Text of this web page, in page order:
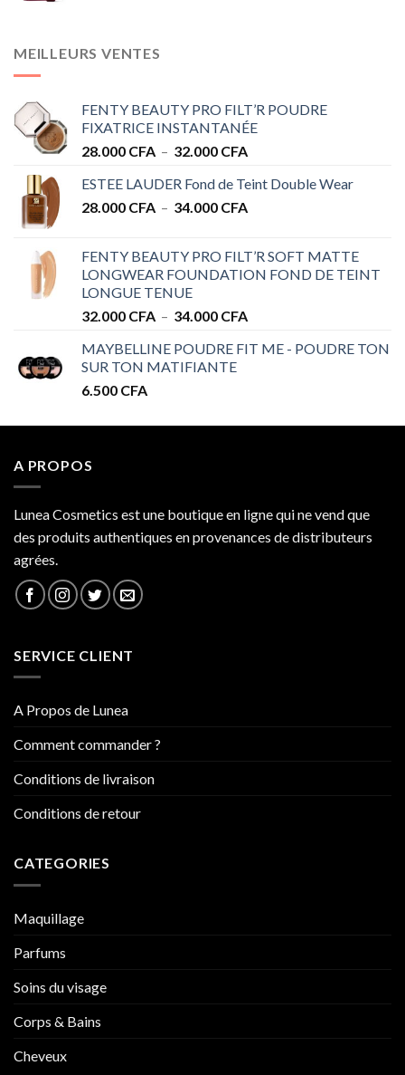
MEILLEURS VENTES
FENTY BEAUTY PRO FILT’R POUDRE
FIXATRICE INSTANTANÉE
28.000 CFA – 32.000 CFAPlage
prix :
28.000 CFA
ESTEE LAUDER Fond de Teint Double Wear
28.000 CFA – 34.000 CFAPlage
28.000 CFA
à
FENTY BEAUTY PRO FILT’R SOFT MATTE
LONGWEAR FOUNDATION FOND DE TEINT
LONGUE TENUE
32.000 CFA – 34.000 CFAPlage
prix :
MAYBELLINE POUDRE FIT ME - POUDRE TON
SUR TON MATIFIANTE
6.500 CFA
A PROPOS
Lunea Cosmetics est une boutique en ligne qui ne vend que
des produits authentiques en provenances de distributeurs
agrées.
SERVICE CLIENT
A Propos de Lunea
Comment commander ?
Conditions de livraison
Conditions de retour
CATEGORIES
Maquillage
Parfums
Soins du visage
Corps & Bains
Cheveux